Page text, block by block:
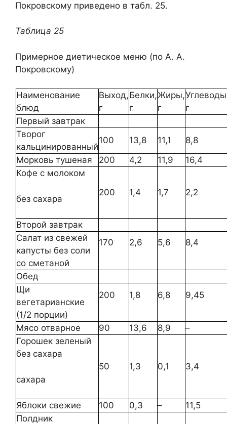
Покровскому приведено в табл. 25.
Таблица 25
Примерное диетическое меню (по А. А.
Покровскому)
Наименование
блюд
Выход,
г
Белки,
г
Жиры,
г
г
Первый завтрак
Творог
кальцинированный
100 13,8 11,1
8,8
Морковь тушеная
200 4,2 11,9
16,4
Кофе с молоком
без сахара
200 1,4 1,7 2,2
Второй завтрак
Салат из свежей
капусты без соли
со сметаной
170 2,6 5,6 8,4
Обед
Щи
вегетарианские
(1/2 порции)
200 1,8 6,8 9,45
Мясо отварное 90 13,6 8,9
–
Горошек зеленый
без сахара
сахара
50 1,3 0,1 3,4
Яблоки свежие 100 0,3 –
11,5
Полдник